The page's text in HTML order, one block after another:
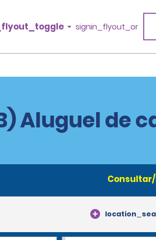
signin_flyout_or
Aluguel de